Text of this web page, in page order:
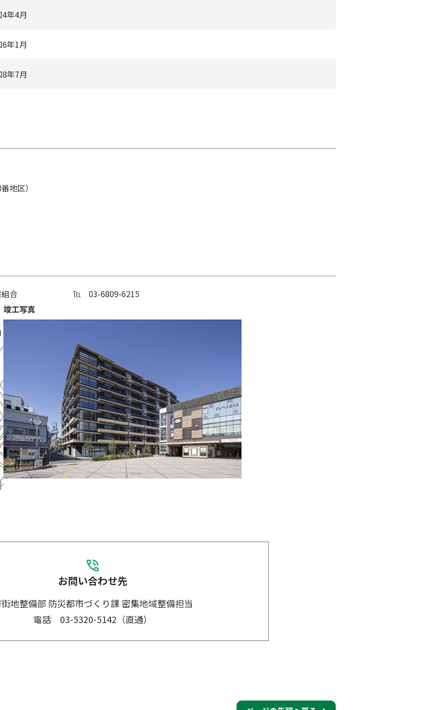
年4⽉
年1⽉
年7月
地区）
備事業組合 ℡ 03-6809-6215
竣工写真
お問い合わせ先
地整備部 防災都市づくり課密集地域整備担当
電話 03-5320-5142（直通）